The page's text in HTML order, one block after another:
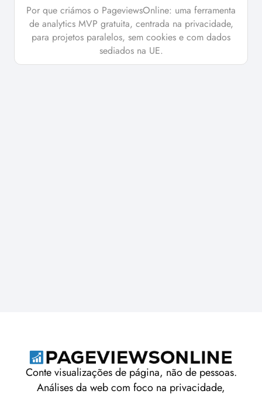
Por que criámos o PageviewsOnline: uma ferramenta
de analytics MVP gratuita, centrada na privacidade,
para projetos paralelos, sem cookies e com dados
sediados na UE.
Conte visualizações de página, não de pessoas.
Análises da web com foco na privacidade,